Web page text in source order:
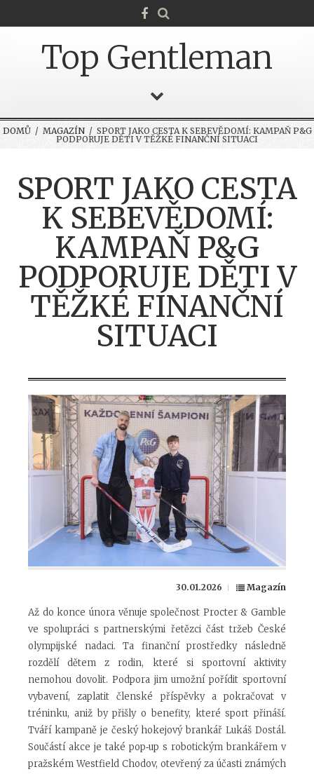
Top Gentleman
DOMŮ/ MAGAZÍN/ SPORT JAKO CESTA K SEBEVĚDOMÍ: KAMPAŇ P&G
PODPORUJE DĚTI V TĚŽKÉ FINANČNÍ SITUACI
SPORT JAKO CESTA
K SEBEVĚDOMÍ:
KAMPAŇ P&G
PODPORUJE DĚTI V
TĚŽKÉ FINANČNÍ
SITUACI
30.01.2026 Magazín
Až do konce února věnuje společnost Procter & Gamble
ve spolupráci s partnerskými řetězci část tržeb České
olympijské nadaci. Ta finanční prostředky následně
rozdělí dětem z rodin, které si sportovní aktivity
nemohou dovolit. Podpora jim umožní pořídit sportovní
vybavení, zaplatit členské příspěvky a pokračovat v
tréninku, aniž by přišly o benefity, které sport přináší.
Tváří kampaně je český hokejový brankář Lukáš Dostál.
Součástí akce je také pop‑up s robotickým brankářem v
pražském Westfield Chodov, otevřený za účasti známých